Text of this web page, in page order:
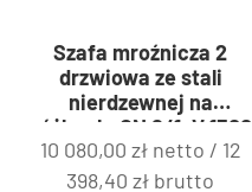
Szafa mroźnicza 2
drzwiowa ze stali
nierdzewnej na
nóżkach, GN 2/1, V 1300
l | Stalgast 830147
10 080,00 zł netto / 12
398,40zł brutto